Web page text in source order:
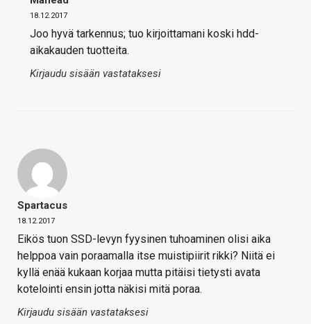
18.12.2017
Joo hyvä tarkennus; tuo kirjoittamani koski hdd-
aikakauden tuotteita.
Kirjaudu sisään vastataksesi
Spartacus
18.12.2017
Eikös tuon SSD-levyn fyysinen tuhoaminen olisi aika
helppoa vain poraamalla itse muistipiirit rikki? Niitä ei
kyllä enää kukaan korjaa mutta pitäisi tietysti avata
kotelointi ensin jotta näkisi mitä poraa.
Kirjaudu sisään vastataksesi